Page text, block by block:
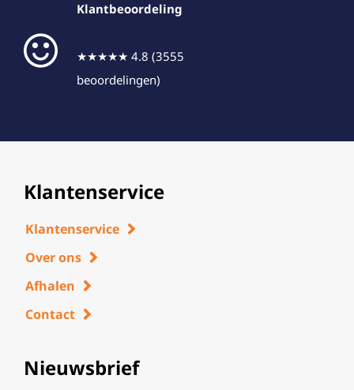
Klantbeoordeling
★★★★★ 4.8 (3555
beoordelingen)
Klantenservice
Klantenservice
Over ons
Afhalen
Contact
Nieuwsbrief